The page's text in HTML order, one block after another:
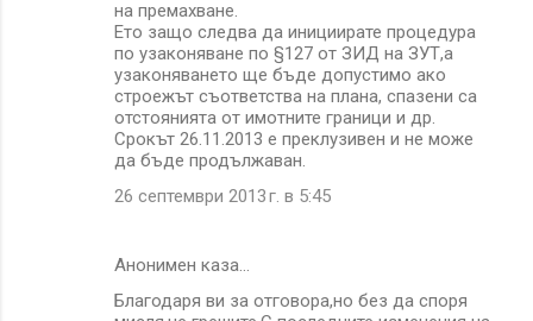
на премахване.
Ето защо следва да инициирате процедура
по узаконяване по §127 от ЗИД на ЗУТ,а
узаконяването ще бъде допустимо ако
строежът съответства на плана, спазени са
отстоянията от имотните граници и др.
Срокът 26.11.2013 е преклузивен и не може
да бъде продължаван.
26 септември 2013 г. в 5:45
Анонимен каза…
Благодаря ви за отговора,но без да споря